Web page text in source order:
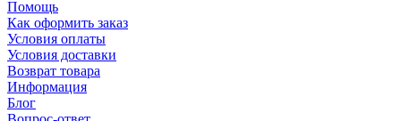
Помощь
Как оформить заказ
Условия оплаты
Условия доставки
Возврат товара
Информация
Блог